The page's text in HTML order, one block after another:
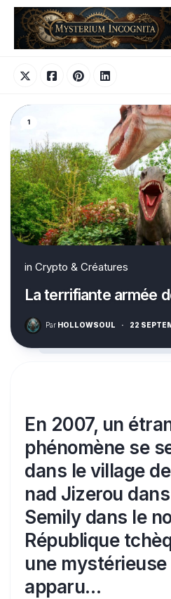
Skip
content
1
in Crypto & Créatures
La terrifiante armée
Par HOLLOWSOUL · 22
En 2007, un
phénomène se
dans le village
nad Jizerou
Semily dans le
République
une
apparu…